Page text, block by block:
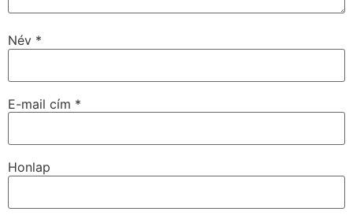
Név *
E-mail cím *
Honlap